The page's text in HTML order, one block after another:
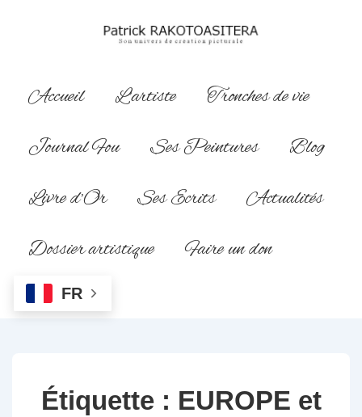
principal
Navigation
Accueil L’artiste
Tronches de vie
Journal Fou
Ses Peintures
Blog
Livre d’Or
Ses Ecrits
Actualités
Dossier artistique
Faire un don
FR
Étiquette : EUROPE et